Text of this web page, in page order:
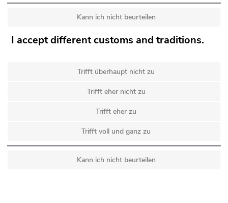
Kann ich nicht beurteilen
I accept different customs and traditions.
Trifft überhaupt nicht zu
Trifft eher nicht zu
Trifft eher zu
Trifft voll und ganz zu
Kann ich nicht beurteilen